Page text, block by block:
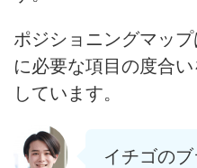
ポジショニングマッ
に必要な項目の度合
しています。
イチゴの